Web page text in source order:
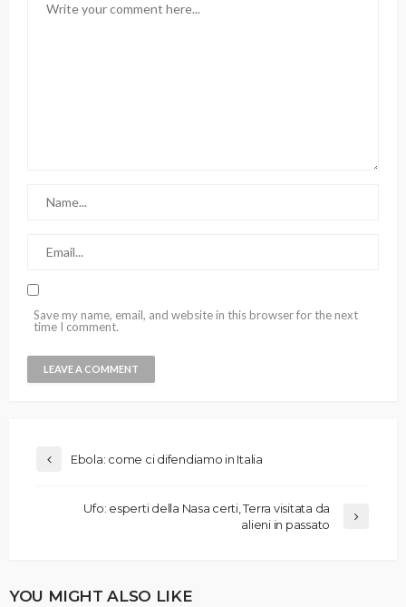
Save my name, email, and website in this browser for the next
time I comment.
Ebola: come ci difendiamo in Italia
Ufo: esperti della Nasa certi, Terra visitata da
alieni in passato
YOU MIGHT ALSO LIKE